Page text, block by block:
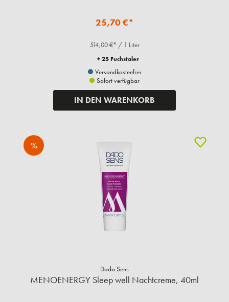
25,70 €*
514,00 €* / 1 Liter
+ 25 Fuchstaler
Versandkostenfrei
Sofort verfügbar
IN DEN WARENKORB
%
Dado Sens
MENOENERGY Sleep well Nachtcreme, 40ml